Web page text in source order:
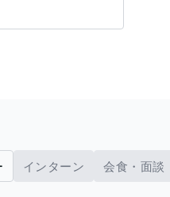
インターン 会食・面談